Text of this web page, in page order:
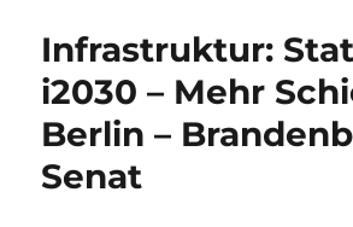
Infrastruktur:
i2030 – Mehr
Berlin –
Senat